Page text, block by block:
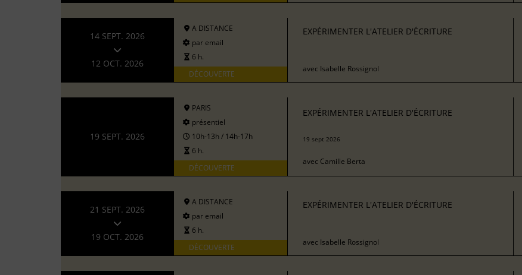
14 SEPT. 2026
12 OCT. 2026
A DISTANCE
par email
6 h.
DÉCOUVERTE
EXPÉRIMENTER L'ATELIER D'ÉCRITURE
avec Isabelle Rossignol
19 SEPT. 2026
PARIS
présentiel
10h-13h / 14h-17h
6 h.
DÉCOUVERTE
EXPÉRIMENTER L'ATELIER D'ÉCRITURE
19 sept 2026
avec Camille Berta
21 SEPT. 2026
19 OCT. 2026
A DISTANCE
par email
6 h.
DÉCOUVERTE
EXPÉRIMENTER L'ATELIER D'ÉCRITURE
avec Isabelle Rossignol